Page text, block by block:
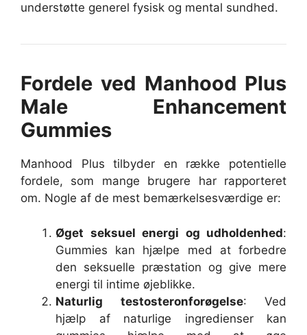
understøtte generel fysisk og mental sundhed.
Fordele ved Manhood Plus
Male Enhancement
Gummies
Manhood Plus tilbyder en række potentielle
fordele, som mange brugere har rapporteret
om. Nogle af de mest bemærkelsesværdige er:
Øget seksuel energi og udholdenhed:
Gummies kan hjælpe med at forbedre
den seksuelle præstation og give mere
energi til intime øjeblikke.
Naturlig testosteronforøgelse: Ved
hjælp af naturlige ingredienser kan